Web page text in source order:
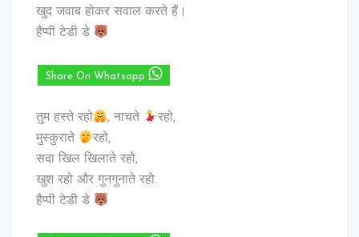
खुद जवाब होकर सवाल करते हैं।
हैप्पी टेडी डे
Share On Whatsapp
तुम हस्ते रहो , नाचते
रहो,
मुस्कुराते
रहो,
सदा खिल खिलाते रहो,
खुश रहो और गुनगुनाते रहो.
हैप्पी टेडी डे